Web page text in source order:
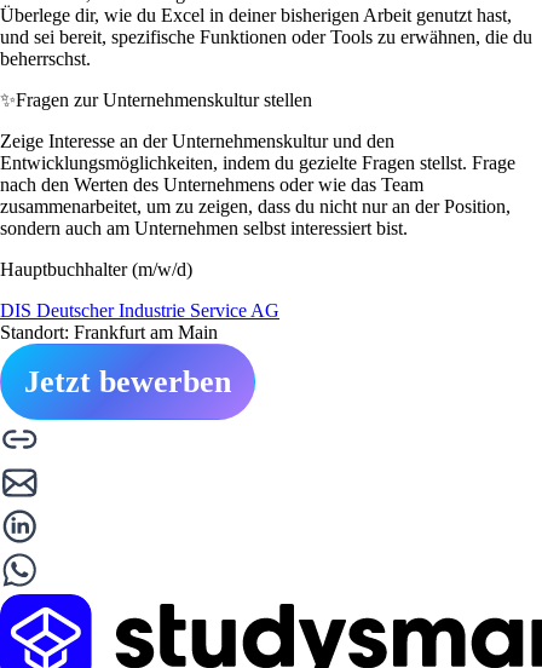
Überlege dir, wie du Excel in deiner bisherigen Arbeit genutzt hast,
und sei bereit, spezifische Funktionen oder Tools zu erwähnen, die du
beherrschst.
✨Fragen zur Unternehmenskultur stellen
Zeige Interesse an der Unternehmenskultur und den
Entwicklungsmöglichkeiten, indem du gezielte Fragen stellst. Frage
nach den Werten des Unternehmens oder wie das Team
zusammenarbeitet, um zu zeigen, dass du nicht nur an der Position,
sondern auch am Unternehmen selbst interessiert bist.
Hauptbuchhalter (m/w/d)
DIS Deutscher Industrie Service AG
Standort: Frankfurt am Main
Jetzt bewerben